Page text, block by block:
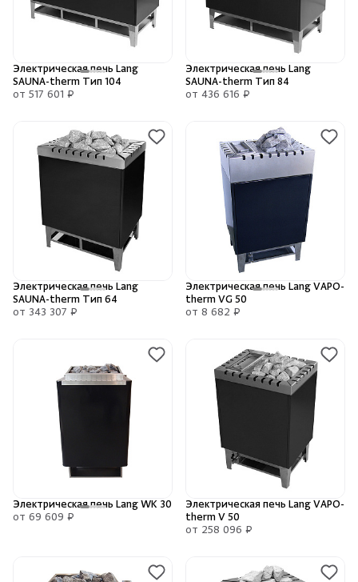
Электрическая печь Lang
SAUNA-therm Тип 104
от 517 601 ₽
Электрическая печь Lang
SAUNA-therm Тип 84
от 436 616 ₽
Электрическая печь Lang
SAUNA-therm Тип 64
от 343 307 ₽
Электрическая печь Lang VAPO-
therm VG 50
от 8 682 ₽
Электрическая печь Lang WK 30
от 69 609 ₽
Электрическая печь Lang VAPO-
therm V 50
от 258 096 ₽
На главную
Скрыть/
Нет аккаунта? Зарегистрироваться
Скрыть/
Зарегистрироваться
Уже есть аккаунт? Войти